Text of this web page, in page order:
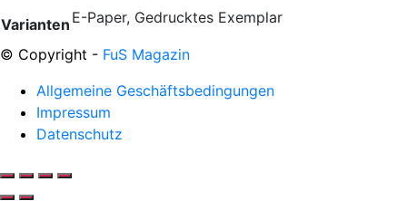
Varianten E-Paper, Gedrucktes Exemplar
© Copyright - FuS Magazin
Allgemeine Geschäftsbedingungen
Impressum
Datenschutz